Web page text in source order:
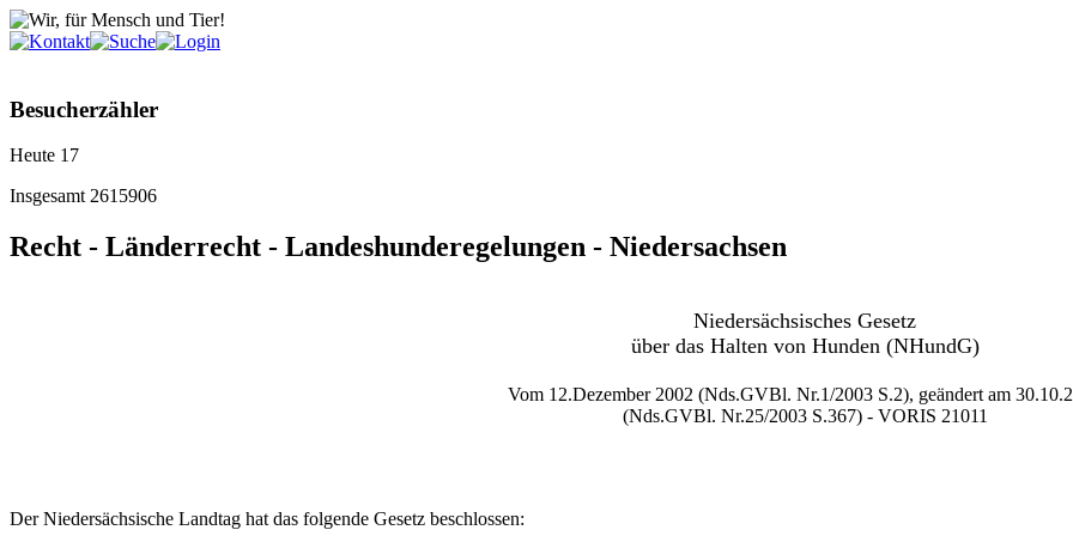
Besucherzähler
Heute 17
Insgesamt2615906
Recht - Länderrecht - Landeshunderegelungen - Niedersachsen
Niedersächsisches Gesetz
über das Halten von Hunden (NHundG)
Vom 12.Dezember 2002 (Nds.GVBl. Nr.1/2003 S.2), geändert am
(Nds.GVBl. Nr.25/2003 S.367) - VORIS 21011
Der Niedersächsische Landtag hat das folgende Gesetz beschlossen: